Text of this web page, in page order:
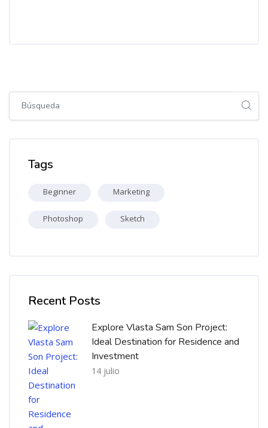
Tags
Beginner Marketing
Photoshop Sketch
Recent Posts
Explore Vlasta Sam Son Project:
Ideal Destination for Residence and
Investment
14 julio